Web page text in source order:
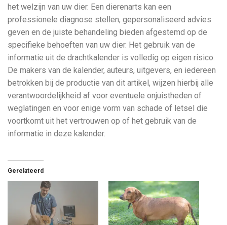
het welzijn van uw dier. Een dierenarts kan een
professionele diagnose stellen, gepersonaliseerd advies
geven en de juiste behandeling bieden afgestemd op de
specifieke behoeften van uw dier. Het gebruik van de
informatie uit de drachtkalender is volledig op eigen risico.
De makers van de kalender, auteurs, uitgevers, en iedereen
betrokken bij de productie van dit artikel, wijzen hierbij alle
verantwoordelijkheid af voor eventuele onjuistheden of
weglatingen en voor enige vorm van schade of letsel die
voortkomt uit het vertrouwen op of het gebruik van de
informatie in deze kalender.
Gerelateerd